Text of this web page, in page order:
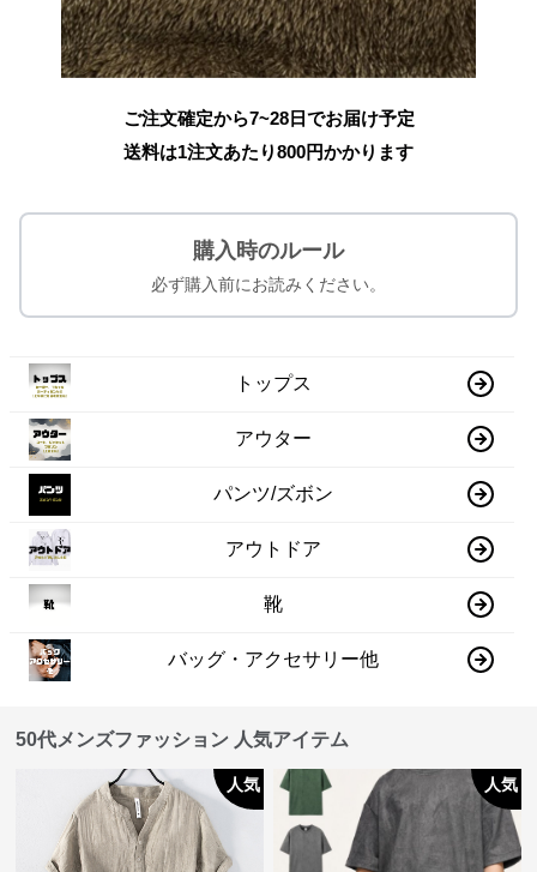
ご注文確定から7~28日でお届け予定
送料は1注文あたり800円かかります
購入時のルール
必ず購入前にお読みください。
トップス
アウター
パンツ/ズボン
アウトドア
靴
バッグ・アクセサリー他
50代メンズファッション 人気アイテム
人気 人気